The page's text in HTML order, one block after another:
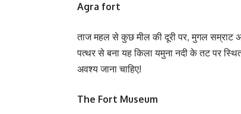
Agra fort
ताज महल से कुछ मील की दूरी पर, मुगल सम्राट
पत्थर से बना यह किला यमुना नदी के तट पर
अवश्य जाना चाहिए!
The Fort Museum